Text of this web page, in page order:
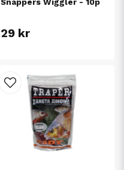
Snappers Wiggler - 10p
29 kr